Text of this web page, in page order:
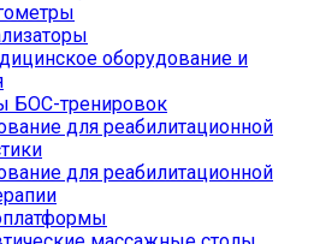
оборудование и
БОС-тренировок
для реабилитационной
для реабилитационной